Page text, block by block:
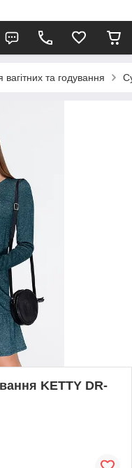
вагітних та годування
KETTY DR-